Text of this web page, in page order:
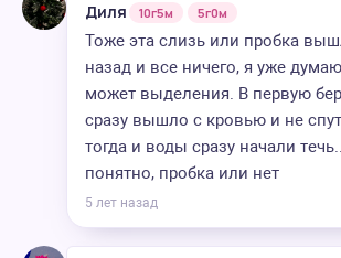
Диля 10г5м 5г0м
Тоже эта слизь или пробка
назад и все ничего, я уже
может выделения. В первую
сразу вышло с кровью и не
тогда и воды сразу начали
понятно, пробка или нет
5 лет назад